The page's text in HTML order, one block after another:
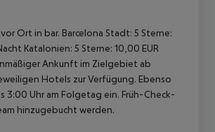
Ort in bar. Barcelona Stadt: 5 Sterne:
Katalonien: 5 Sterne: 10,00 EUR
Ankunft im Zielgebiet ab
Hotels zur Verfügung. Ebenso
Uhr am Folgetag ein. Früh-Check-
hinzugebucht werden.